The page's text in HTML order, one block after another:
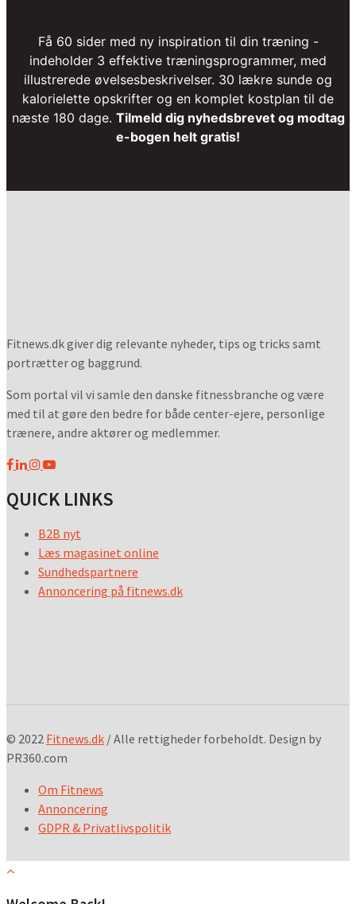
Få 60 sider med ny inspiration til din træning -
indeholder 3 effektive træningsprogrammer, med
illustrerede øvelsesbeskrivelser. 30 lækre sunde og
kalorielette opskrifter og en komplet kostplan til de
næste 180 dage. Tilmeld dig nyhedsbrevet og modtag
e-bogen helt gratis!
Fitnews.dk giver dig relevante nyheder, tips og tricks samt
portrætter og baggrund.
Som portal vil vi samle den danske fitnessbranche og være
med til at gøre den bedre for både center-ejere, personlige
trænere, andre aktører og medlemmer.
QUICK LINKS
B2B nyt
Læs magasinet online
Sundhedspartnere
Annoncering på fitnews.dk
© 2022 Fitnews.dk / Alle rettigheder forbeholdt. Design by
PR360.com
Om Fitnews
Annoncering
GDPR & Privatlivspolitik